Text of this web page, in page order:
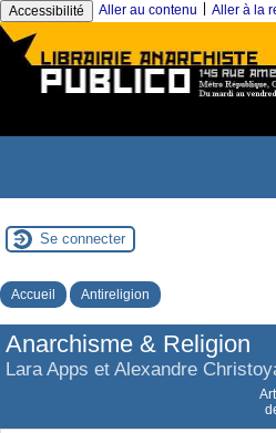
Accessibilité Aller au contenu Aller à la
Se connecter
Accueil Antireligion
Anarchisme & Religion
Lara Apps et Alexandre